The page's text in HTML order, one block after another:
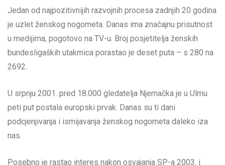
Jedan od najpozitivnijih razvojnih procesa zadnjih 20 godina
je uzlet ženskog nogometa. Danas ima značajnu prisutnost
u medijima, pogotovo na TV-u. Broj posjetitelja ženskih
bundesligaških utakmica porastao je deset puta – s 280 na
2692.
U srpnju 2001. pred 18.000 gledatelja Njemačka je u Ulmu
peti put postala europski prvak. Danas su ti dani
podcjenjivanja i ismijavanja ženskog nogometa daleko iza
nas.
Posebno je rastao interes nakon osvajanja SP-a 2003. i